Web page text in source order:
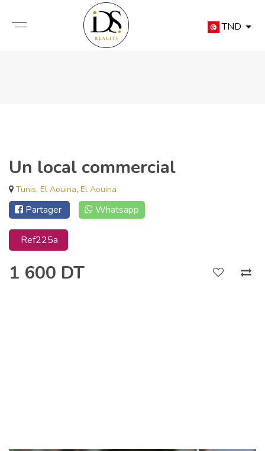
TND
Un local commercial
Tunis, El Aouina, El Aouina
Partager Whatsapp
Ref225a
1 600 DT